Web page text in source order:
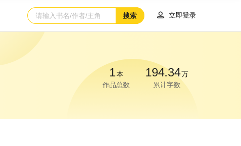
搜索  立即登录
1本
作品总数
194.34万
累计字数